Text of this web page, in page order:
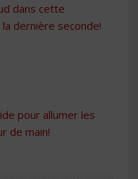
dans cette
dernière seconde!
pour allumer les
de main!